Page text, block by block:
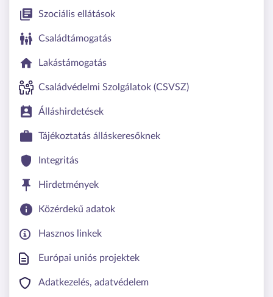
Szociális ellátások
Családtámogatás
Lakástámogatás
Családvédelmi Szolgálatok (CSVSZ)
Álláshirdetések
Tájékoztatás álláskeresőknek
Integritás
Hirdetmények
Közérdekű adatok
Hasznos linkek
Európai uniós projektek
Adatkezelés, adatvédelem